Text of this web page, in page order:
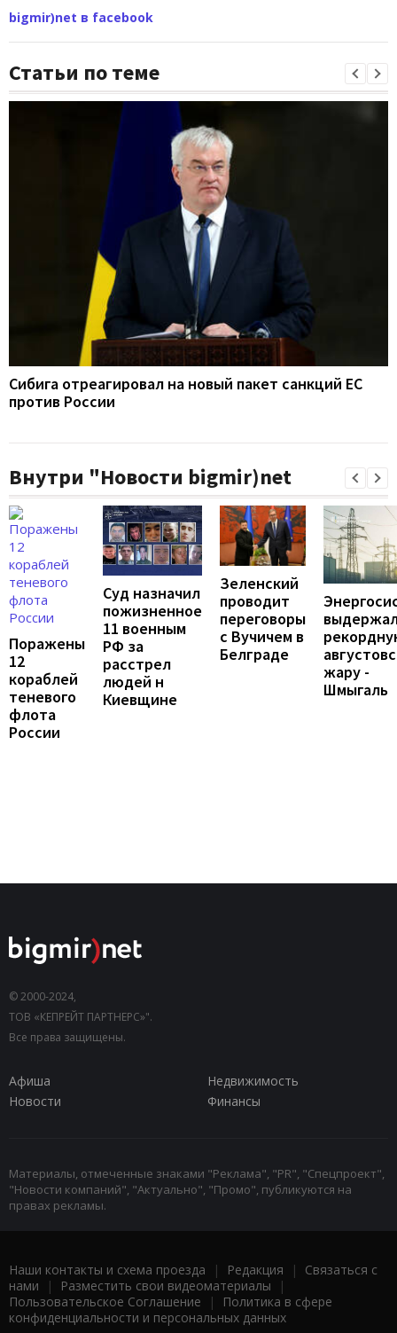
bigmir)net в facebook
Статьи по теме
Сибига отреагировал на новый пакет санкций ЕС
против России
Внутри "Новости bigmir)net
Поражены
12
кораблей
теневого
флота
России
Суд назначил
пожизненное
11 военным
РФ за
расстрел
людей н
Киевщине
Зеленский
проводит
переговоры
с Вучичем в
Белграде
жару -
Шмыгаль
© 2000-2024,
ТОВ «КЕПРЕЙТ ПАРТНЕРС»".
Все права защищены.
Афиша
Недвижимость
Новости
Финансы
Материалы, отмеченные знаками "Реклама", "PR", "Спецпроект",
"Новости компаний", "Актуально", "Промо", публикуются на
правах рекламы.
Наши контакты и схема проезда | Редакция | Связаться с
нами | Разместить свои видеоматериалы |
Пользовательское Соглашение |
Политика в сфере
конфиденциальности и персональных данных